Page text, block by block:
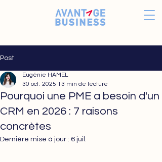
Post
Pourquoi une PME a besoin d'un
CRM en 2026 : 7 raisons
concrètes
Eugénie HAMEL
30 oct. 2025 13 min de lecture
Dernière mise à jour : 6 juil.